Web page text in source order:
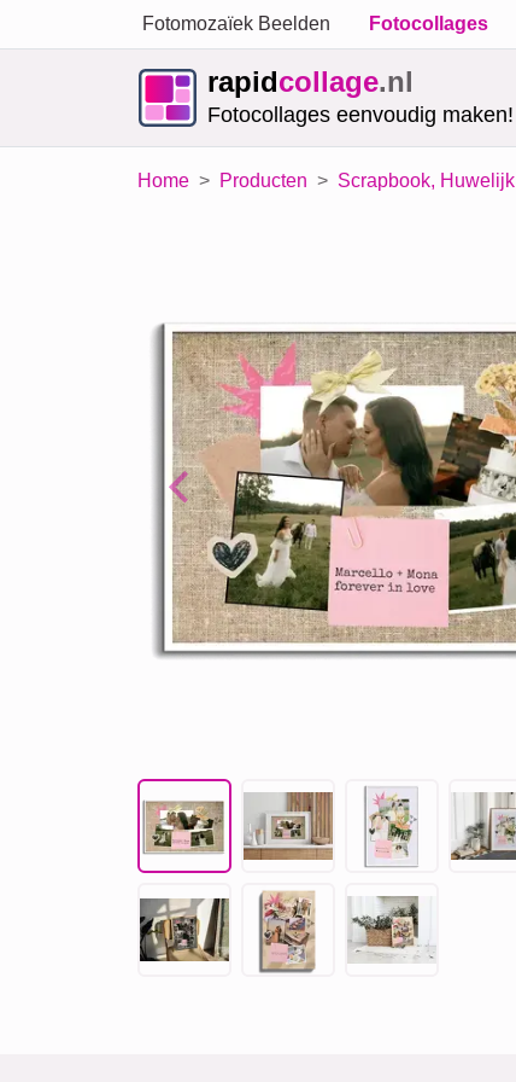
Fotomozaïek Beelden Fotocollages
rapidcollage.nl
Fotocollages eenvoudig maken!
Home Producten Scrapbook, Huwelijk
Previous